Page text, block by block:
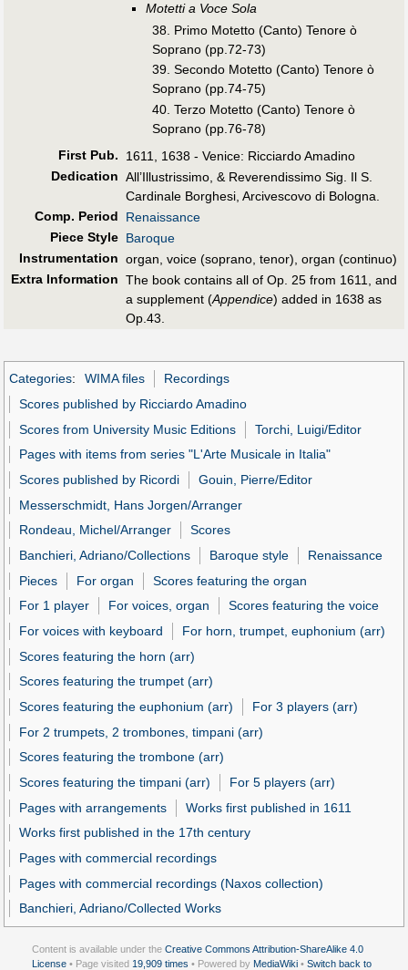
Motetti a Voce Sola
38. Primo Motetto (Canto) Tenore ò
Soprano (pp.72-73)
39. Secondo Motetto (Canto) Tenore ò
Soprano (pp.74-75)
40. Terzo Motetto (Canto) Tenore ò
Soprano (pp.76-78)
First Pub.
1611, 1638 - Venice: Ricciardo Amadino
Dedication All’Illustrissimo, & Reverendissimo Sig. Il S.
Cardinale Borghesi, Arcivescovo di Bologna.
Comp. Period
Renaissance
Piece Style Baroque
Instrumentation organ, voice (soprano, tenor), organ (continuo)
Extra Information The book contains all of Op. 25 from 1611, and
a supplement (Appendice) added in 1638 as
Op.43.
Categories: WIMA files
Recordings
Scores published by Ricciardo Amadino
Scores from University Music Editions
Torchi, Luigi/Editor
Pages with items from series "L'Arte Musicale in Italia"
Scores published by Ricordi
Gouin, Pierre/Editor
Messerschmidt, Hans Jorgen/Arranger
Rondeau, Michel/Arranger
Scores
Banchieri, Adriano/Collections
Baroque style
Renaissance
Pieces
For organ
Scores featuring the organ
For 1 player
For voices, organ
Scores featuring the voice
For voices with keyboard
For horn, trumpet, euphonium (arr)
Scores featuring the horn (arr)
Scores featuring the trumpet (arr)
Scores featuring the euphonium (arr)
For 3 players (arr)
For 2 trumpets, 2 trombones, timpani (arr)
Scores featuring the trombone (arr)
Scores featuring the timpani (arr)
For 5 players (arr)
Pages with arrangements
Works first published in 1611
Works first published in the 17th century
Pages with commercial recordings
Pages with commercial recordings (Naxos collection)
Banchieri, Adriano/Collected Works
Content is available under the Creative Commons Attribution-ShareAlike 4.0
License • Page visited 19,909 times • Powered by MediaWiki • Switch back to